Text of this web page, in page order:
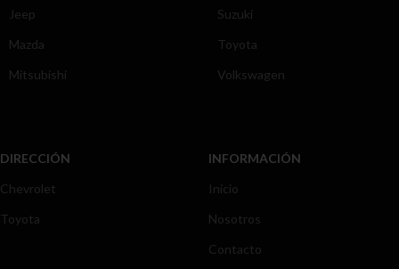
Jeep
Mazda
Mitsubishi
Suzuki
Toyota
Volkswagen
DIRECCIÓN
Chevrolet
Toyota
INFORMACIÓN
Inicio
Nosotros
Contacto